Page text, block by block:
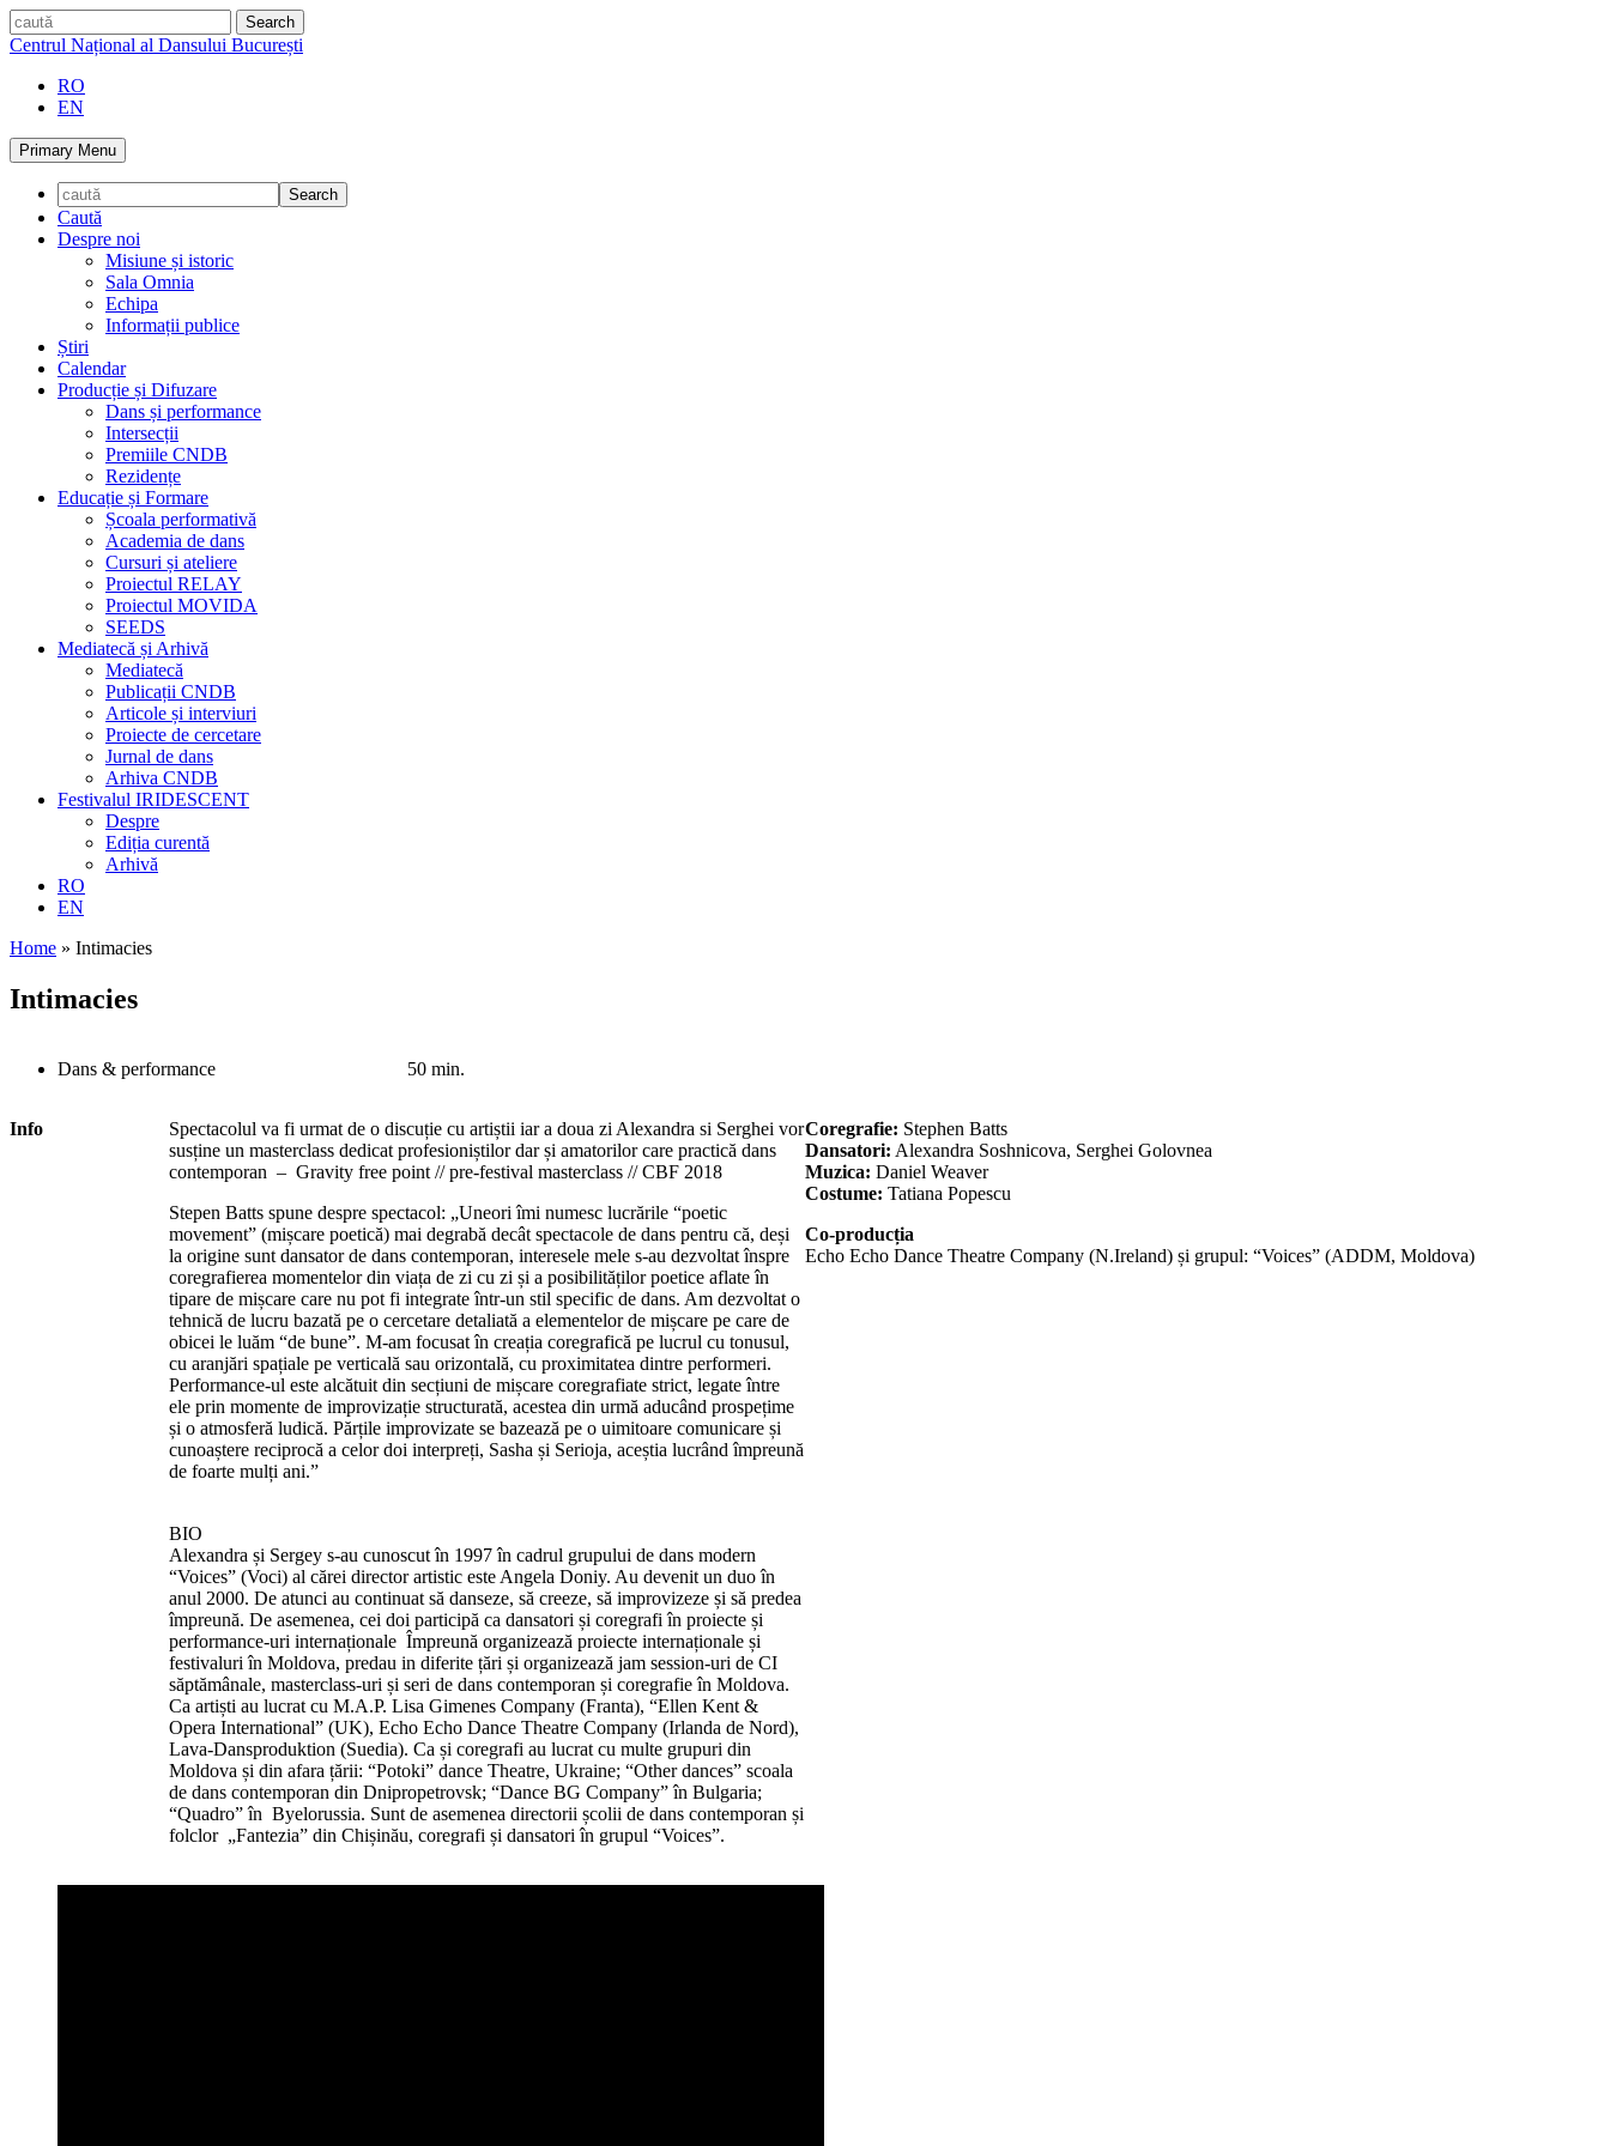
Skip
to
caută
Centrul Național al Dansului București
RO
EN
Primary Menu
Caută
Despre noi
Misiune și istoric
Sala Omnia
Echipa
Informații publice
Știri
Calendar
Producție și Difuzare
Dans și performance
Intersecții
Premiile CNDB
Rezidențe
Educație și Formare
Școala performativă
Academia de dans
Cursuri și ateliere
Proiectul RELAY
Proiectul MOVIDA
SEEDS
Mediatecă și Arhivă
Mediatecă
Publicații CNDB
Articole și interviuri
Proiecte de cercetare
Jurnal de dans
Arhiva CNDB
Festivalul IRIDESCENT
Despre
Ediția curentă
Arhivă
RO
EN
Home » Intimacies
Intimacies
Dans & performance 50 min.
Info
Spectacolul va fi urmat de o discuție cu artiștii iar a doua zi Alexandra si Serghei vor
susține un masterclass dedicat profesioniștilor dar și amatorilor care practică dans
contemporan – ​Gravity free point // pre-festival masterclass // CBF 2018
Stepen Batts spune despre spectacol: „Uneori îmi numesc lucrările “poetic
movement” (mișcare poetică) mai degrabă decât spectacole de dans pentru că, deși
la origine sunt dansator de dans contemporan, interesele mele s-au dezvoltat înspre
coregrafierea momentelor din viața de zi cu zi și a posibilităților poetice aflate în
tipare de mișcare care nu pot fi integrate într-un stil specific de dans. Am dezvoltat o
tehnică de lucru bazată pe o cercetare detaliată a elementelor de mișcare pe care de
obicei le luăm “de bune”. M-am focusat în creația coregrafică pe lucrul cu tonusul,
cu aranjări spațiale pe verticală sau orizontală, cu proximitatea dintre performeri.
Performance-ul este alcătuit din secțiuni de mișcare coregrafiate strict, legate între
ele prin momente de improvizație structurată, acestea din urmă aducând prospețime
și o atmosferă ludică. Părțile improvizate se bazează pe o uimitoare comunicare și
cunoaștere reciprocă a celor doi interpreți, Sasha și Serioja, aceștia lucrând împreună
de foarte mulți ani.”
BIO
Alexandra și Sergey s-au cunoscut în 1997 în cadrul grupului de dans modern
“Voices” (Voci) al cărei director artistic este Angela Doniy. Au devenit un duo în
anul 2000. De atunci au continuat să danseze, să creeze, să improvizeze și să predea
împreună. De asemenea, cei doi participă ca dansatori și coregrafi în proiecte și
performance-uri internaționale Împreună organizează proiecte internaționale și
festivaluri în Moldova, predau in diferite țări și organizează jam session-uri de CI
săptămânale, masterclass-uri și seri de dans contemporan și coregrafie în Moldova.
Ca artiști au lucrat cu M.A.P. Lisa Gimenes Company (Franta), “Ellen Kent &
Opera International” (UK), Echo Echo Dance Theatre Company (Irlanda de Nord),
Lava-Dansproduktion (Suedia). Ca și coregrafi au lucrat cu multe grupuri din
Moldova și din afara țării: “Potoki” dance Theatre, Ukraine; “Other dances” scoala
de dans contemporan din Dnipropetrovsk; “Dance BG Company” în Bulgaria;
“Quadro” în Byelorussia. Sunt de asemenea directorii școlii de dans contemporan și
folclor „Fantezia” din Chișinău, coregrafi și dansatori în grupul “Voices”.
Coregrafie: Stephen Batts
Dansatori: Alexandra Soshnicova, Serghei Golovnea
Muzica: Daniel Weaver
Costume: Tatiana Popescu
Co-producția
Echo Echo Dance Theatre Company (N.Ireland) și grupul: “Voices” (ADDM, Moldova)